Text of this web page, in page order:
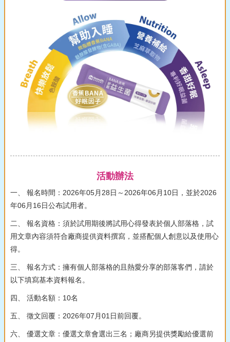
活動辦法
一、 報名時間：2026年05月28日～2026年06月10日，並於2026
年06月16日公布試用者。
二、 報名資格：須於試用期後將試用心得發表於個人部落格，試
用文章內容須符合廠商提供資料撰寫，並搭配個人創意以及使用心
得。
三、 報名方式：擁有個人部落格的且熱愛分享的部落客們，請於
以下填寫基本資料報名。
四、 活動名額：10名
五、 徵文回覆：2026年07月01日前回覆。
六、 優選文章：優選文章會選出三名；廠商另提供獎勵給優選前